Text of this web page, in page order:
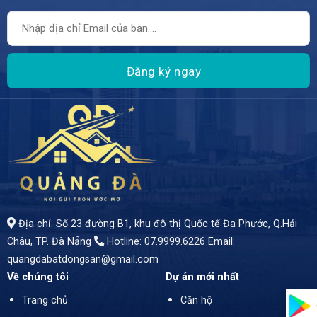
Địa chỉ: Số 23 đường B1, khu đô thị Quốc tế Đa Phước, Q.Hải
Châu, TP. Đà Nẵng
Hotline: 07.9999.6226 Email:
quangdabatdongsan@gmail.com
Về chúng tôi
Trang chủ
Dự án mới nhất
Căn hộ